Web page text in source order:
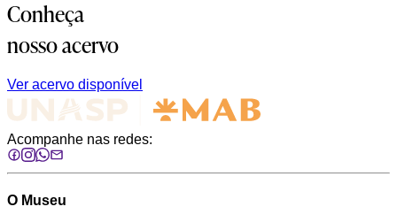
Conheça
nosso acervo
Ver acervo disponível
Acompanhe nas redes:
O Museu